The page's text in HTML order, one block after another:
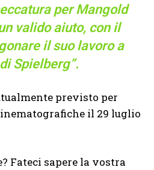
per Mangold
valido aiuto, con il
il suo lavoro a
Spielberg”.
previsto per
il 29 luglio
Fateci sapere la vostra